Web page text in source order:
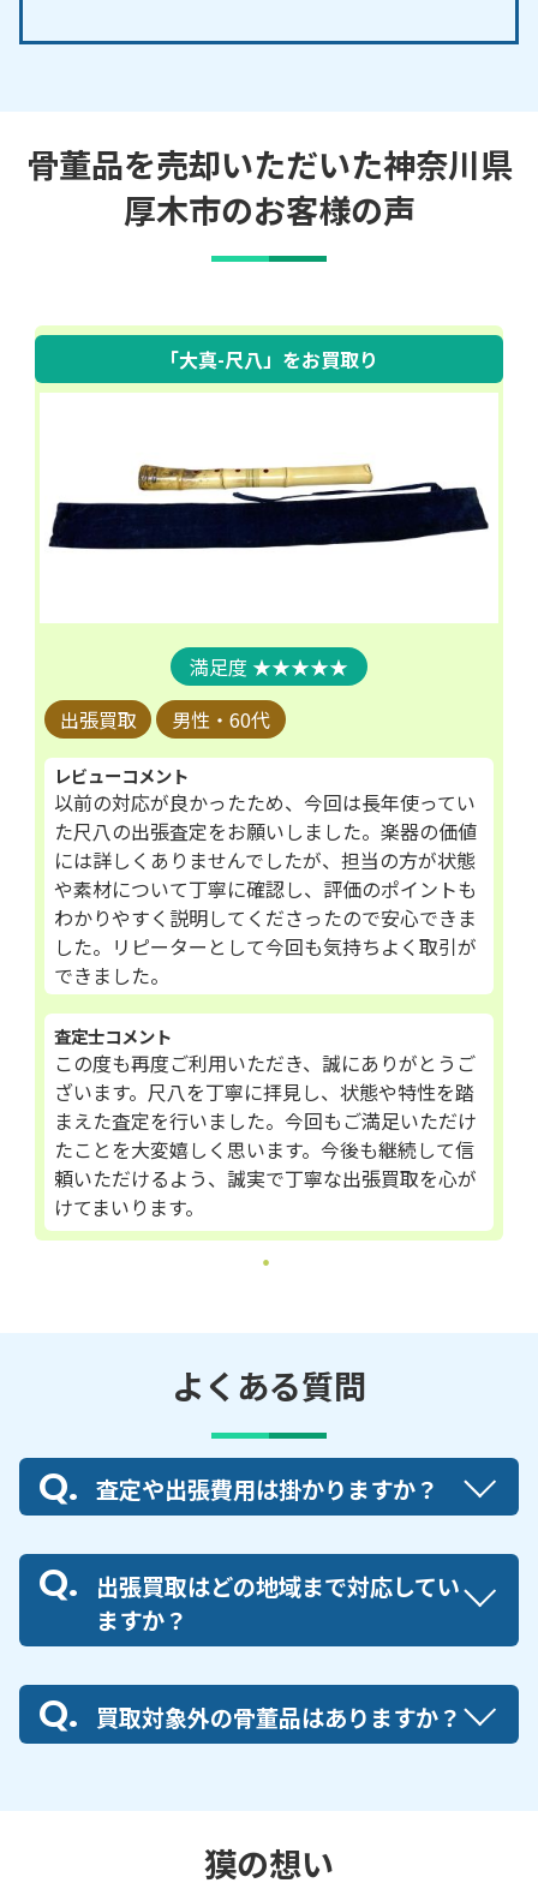
骨董品を売却いただいた神奈川県
厚木市のお客様の声
「大真-尺八」 をお買取り
★★★★★
出張買取
男性・60代
レビューコメント
以前の対応が良かったため、今回は長年使ってい
た尺八の出張査定をお願いしました。楽器の価値
には詳しくありませんでしたが、担当の方が状態
や素材について丁寧に確認し、評価のポイントも
わかりやすく説明してくださったので安心できま
した。リピーターとして今回も気持ちよく取引が
できました。
査定士コメント
この度も再度ご利用いただき、誠にありがとうご
ざいます。尺八を丁寧に拝見し、状態や特性を踏
まえた査定を行いました。今回もご満足いただけ
たことを大変嬉しく思います。今後も継続して信
頼いただけるよう、誠実で丁寧な出張買取を心が
けてまいります。
よくある質問
査定や出張費用は掛かりますか？
出張買取はどの地域まで対応してい
ますか？
買取対象外の骨董品はありますか？
獏の想い